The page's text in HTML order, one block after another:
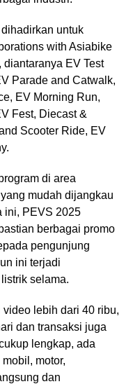
untuk
with Asiabike
EV Test
Parade and Catwalk,
EV Morning Run,
Fest, Diecast &
Scooter Ride, EV
di area
mudah dijangkau
ini, PEVS 2025
berbagai promo
pengunjung
ini terjadi
selama.
video lebih dari 40 ribu,
dan transaksi juga
lengkap, ada
motor,
dan